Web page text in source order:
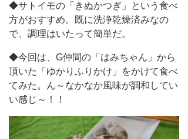
◆サトイモの「きぬかつぎ」という食べ
方がおすすめ。既に洗浄乾燥済みなの
で、調理はいたって簡単だ。
◆今回は、G仲間の「はみちゃん」から
頂いた「ゆかりふりかけ」をかけて食べ
てみた。ん～なかなか風味が調和してい
い感じ～！！